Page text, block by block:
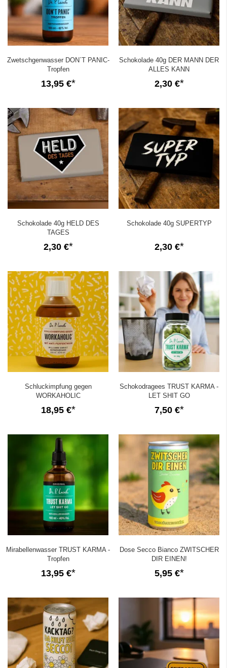
Zwetschgenwasser DON`T PANIC-
Tropfen
13,95 €
Schokolade 40g DER MANN DER
ALLES KANN
2,30 €
Schokolade 40g HELD DES
TAGES
2,30 €
Schokolade 40g SUPERTYP
2,30 €
Schluckimpfung gegen
WORKAHOLIC
18,95 €
Schokodragees TRUST KARMA -
LET SHIT GO
7,50 €
Mirabellenwasser TRUST KARMA -
Tropfen
13,95 €
Dose Secco Bianco ZWITSCHER
DIR EINEN!
5,95 €